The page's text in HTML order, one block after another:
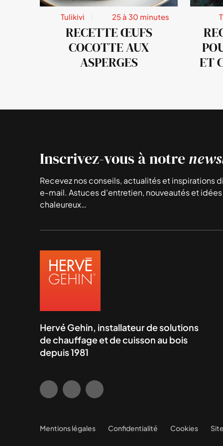
Tulikivi 25 à 30 minutes
RECETTE ŒUFS
COCOTTE AUX
ASPERGES
ET
Inscrivez-vous à notre
Recevez nos conseils, actualités et inspirations
e-mail. Astuces d’entretien, nouveautés et
chaleureux…
Hervé Gehin, installateur de solutions
de chauffage et de cuisson au bois
depuis 1981
Mentions légales Confidentialité Cookies